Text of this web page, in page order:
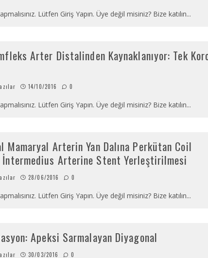
Lütfen Giriş Yapın. Üye değil misiniz? Bize katılın...
Arter Distalinden Kaynaklanıyor: Tek
14/10/2016 0
Lütfen Giriş Yapın. Üye değil misiniz? Bize katılın...
Mamaryal Arterin Yan Dalına Perkütan Coil
İntermedius Arterine Stent Yerleştirilmesi
28/06/2016 0
Lütfen Giriş Yapın. Üye değil misiniz? Bize katılın...
Apeksi Sarmalayan Diyagonal
30/03/2016 0